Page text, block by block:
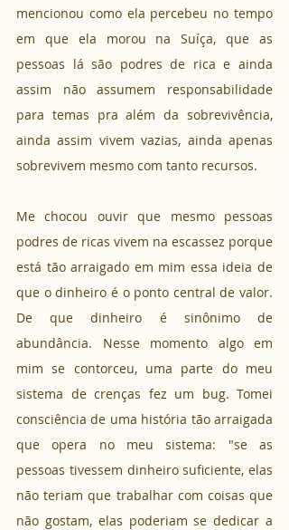
mencionou como ela percebeu no tempo
em que ela morou na Suíça, que as
pessoas lá são podres de rica e ainda
assim não assumem responsabilidade
para temas pra além da sobrevivência,
ainda assim vivem vazias, ainda apenas
sobrevivem mesmo com tanto recursos.
Me chocou ouvir que mesmo pessoas
podres de ricas vivem na escassez porque
está tão arraigado em mim essa ideia de
que o dinheiro é o ponto central de valor.
De que dinheiro é sinônimo de
abundância. Nesse momento algo em
mim se contorceu, uma parte do meu
sistema de crenças fez um bug. Tomei
consciência de uma história tão arraigada
que opera no meu sistema: "se as
pessoas tivessem dinheiro suficiente, elas
não teriam que trabalhar com coisas que
não gostam, elas poderiam se dedicar a